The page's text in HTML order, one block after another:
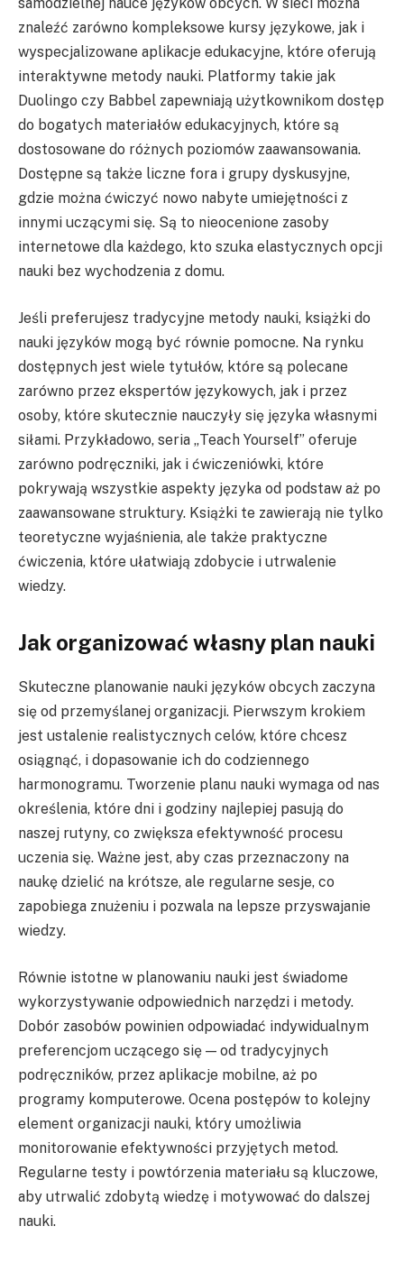
samodzielnej nauce języków obcych. W sieci można
znaleźć zarówno kompleksowe kursy językowe, jak i
wyspecjalizowane aplikacje edukacyjne, które oferują
interaktywne metody nauki. Platformy takie jak
Duolingo czy Babbel zapewniają użytkownikom dostęp
do bogatych materiałów edukacyjnych, które są
dostosowane do różnych poziomów zaawansowania.
Dostępne są także liczne fora i grupy dyskusyjne,
gdzie można ćwiczyć nowo nabyte umiejętności z
innymi uczącymi się. Są to nieocenione zasoby
internetowe dla każdego, kto szuka elastycznych opcji
nauki bez wychodzenia z domu.
Jeśli preferujesz tradycyjne metody nauki, książki do
nauki języków mogą być równie pomocne. Na rynku
dostępnych jest wiele tytułów, które są polecane
zarówno przez ekspertów językowych, jak i przez
osoby, które skutecznie nauczyły się języka własnymi
siłami. Przykładowo, seria „Teach Yourself” oferuje
zarówno podręczniki, jak i ćwiczeniówki, które
pokrywają wszystkie aspekty języka od podstaw aż po
zaawansowane struktury. Książki te zawierają nie tylko
teoretyczne wyjaśnienia, ale także praktyczne
ćwiczenia, które ułatwiają zdobycie i utrwalenie
wiedzy.
Jak organizować własny plan nauki
Skuteczne planowanie nauki języków obcych zaczyna
się od przemyślanej organizacji. Pierwszym krokiem
jest ustalenie realistycznych celów, które chcesz
osiągnąć, i dopasowanie ich do codziennego
harmonogramu. Tworzenie planu nauki wymaga od nas
określenia, które dni i godziny najlepiej pasują do
naszej rutyny, co zwiększa efektywność procesu
uczenia się. Ważne jest, aby czas przeznaczony na
naukę dzielić na krótsze, ale regularne sesje, co
zapobiega znużeniu i pozwala na lepsze przyswajanie
wiedzy.
Równie istotne w planowaniu nauki jest świadome
wykorzystywanie odpowiednich narzędzi i metody.
Dobór zasobów powinien odpowiadać indywidualnym
preferencjom uczącego się — od tradycyjnych
podręczników, przez aplikacje mobilne, aż po
programy komputerowe. Ocena postępów to kolejny
element organizacji nauki, który umożliwia
monitorowanie efektywności przyjętych metod.
Regularne testy i powtórzenia materiału są kluczowe,
aby utrwalić zdobytą wiedzę i motywować do dalszej
nauki.